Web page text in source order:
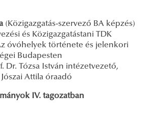
(Közigazgatás-szervező BA képzés)
és Közigazgatástani TDK
óvóhelyek története és jelenkori
Budapesten
Dr. Tózsa István intézetvezető,
Attila óraadó
IV. tagozatban